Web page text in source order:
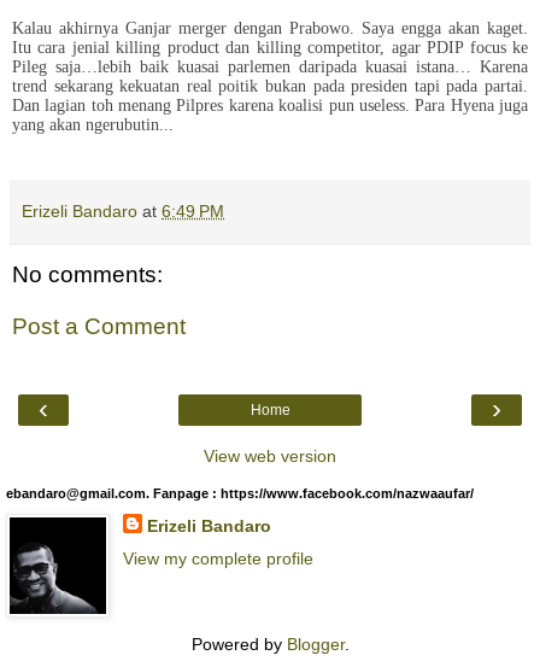
Kalau akhirnya Ganjar merger dengan Prabowo. Saya engga akan kaget.
Itu cara jenial killing product dan killing competitor, agar PDIP focus ke
Pileg saja…lebih baik kuasai parlemen daripada kuasai istana… Karena
trend sekarang kekuatan real poitik bukan pada presiden tapi pada partai.
Dan lagian toh menang Pilpres karena koalisi pun useless. Para Hyena juga
yang akan ngerubutin...
Erizeli Bandaro at 6:49 PM
No comments:
Post a Comment
‹ ›
Home
View web version
ebandaro@gmail.com. Fanpage : https://www.facebook.com/nazwaaufar/
Erizeli Bandaro
View my complete profile
Powered by Blogger.